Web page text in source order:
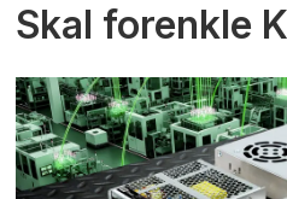
Skal forenkle